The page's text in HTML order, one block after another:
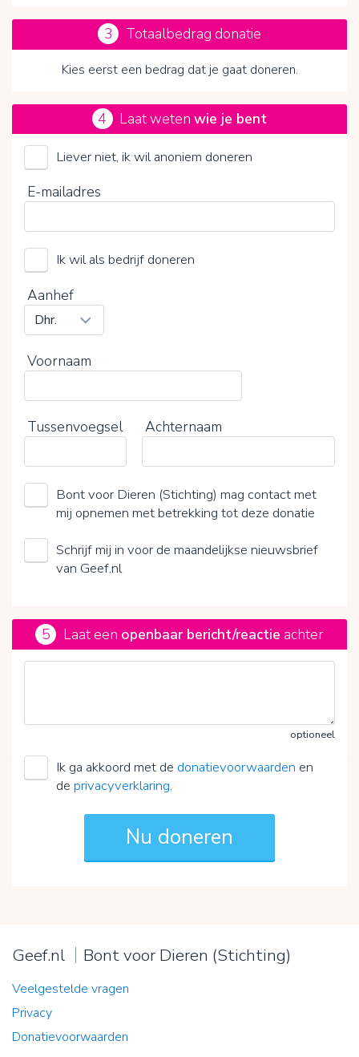
3 Totaalbedrag donatie
Kies eerst een bedrag dat je gaat doneren.
Door op V te klikken kies je wel of geen vrijwillige
4 Laat wetenwie je bent
Liever niet, ik wil anoniem doneren
E-mailadres
Ik wil als bedrijf doneren
Aanhef
Voornaam
Tussenvoegsel Achternaam
Bont voor Dieren (Stichting) mag contact met
mij opnemen met betrekking tot deze donatie
Schrijf mij in voor de maandelijkse nieuwsbrief
van Geef.nl
5 Laat een openbaar bericht/reactie achter
optioneel
Ik ga akkoord met de donatievoorwaarden en
de privacyverklaring.
Geef.nl Bont voor Dieren (Stichting)
Veelgestelde vragen
Privacy
Donatievoorwaarden